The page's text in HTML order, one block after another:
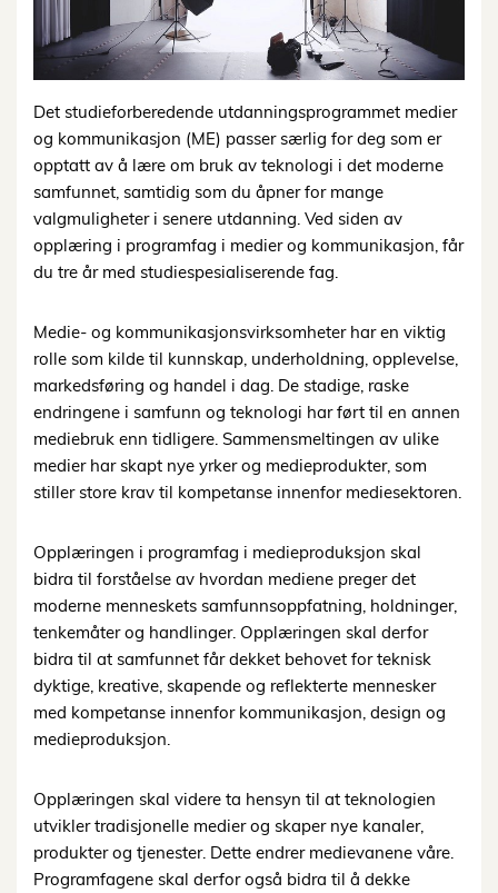
Det studieforberedende utdanningsprogrammet medier
og kommunikasjon (ME) passer særlig for deg som er
opptatt av å lære om bruk av teknologi i det moderne
samfunnet, samtidig som du åpner for mange
valgmuligheter i senere utdanning. Ved siden av
opplæring i programfag i medier og kommunikasjon, får
du tre år med studiespesialiserende fag.
Medie- og kommunikasjonsvirksomheter har en viktig
rolle som kilde til kunnskap, underholdning, opplevelse,
markedsføring og handel i dag. De stadige, raske
endringene i samfunn og teknologi har ført til en annen
mediebruk enn tidligere. Sammensmeltingen av ulike
medier har skapt nye yrker og medieprodukter, som
stiller store krav til kompetanse innenfor mediesektoren.
Opplæringen i programfag i medieproduksjon skal
bidra til forståelse av hvordan mediene preger det
moderne menneskets samfunnsoppfatning, holdninger,
tenkemåter og handlinger. Opplæringen skal derfor
bidra til at samfunnet får dekket behovet for teknisk
dyktige, kreative, skapende og reflekterte mennesker
med kompetanse innenfor kommunikasjon, design og
medieproduksjon.
Opplæringen skal videre ta hensyn til at teknologien
utvikler tradisjonelle medier og skaper nye kanaler,
produkter og tjenester. Dette endrer medievanene våre.
Programfagene skal derfor også bidra til å dekke